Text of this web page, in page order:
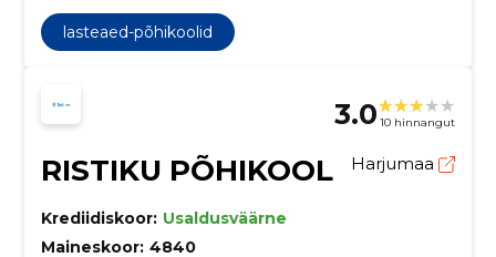
lasteaed-põhikoolid
3.0 10 hinnangut
RISTIKU PÕHIKOOL Harjumaa
Krediidiskoor: Usaldusväärne
Maineskoor: 4840